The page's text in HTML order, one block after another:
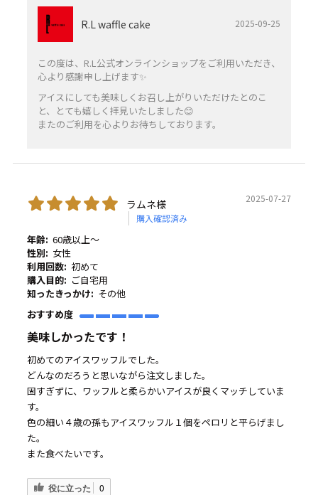
R.L waffle cake 2025-09-25
この度は、R.L公式オンラインショップをご利用いただき、
心より感謝申し上げます✨️
アイスにしても美味しくお召し上がりいただけたとのこ
と、とても嬉しく拝見いたしました😊
またのご利用を心よりお待ちしております。
ラムネ様
購入確認済み
2025-07-27
年齢: 60歳以上～
性別: 女性
利用回数: 初めて
購入目的: ご自宅用
知ったきっかけ: その他
おすすめ度
美味しかったです！
初めてのアイスワッフルでした。
どんなのだろうと思いながら注文しました。
固すぎずに、ワッフルと柔らかいアイスが良くマッチしていま
す。
色の細い４歳の孫もアイスワッフル１個をペロリと平らげまし
た。
また食べたいです。
役に立った 0